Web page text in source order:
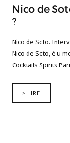
Nico de
?
Nico de Soto.
Nico de Soto, élu
Cocktails Spirits
> LIRE